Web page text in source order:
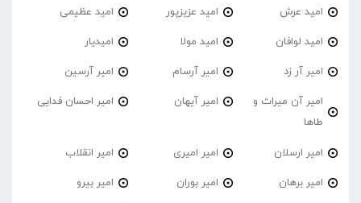
امید عرش امید عزیزپور امید عظیمی
امید لوافان امید مولا امیدیار
امیر آر زد امیر آرسام امیر آرسین
امیر آن میراث و
طاها
امیر آیهان امیر احسان فدایی
امیر ارسلان امیر امیری امیر انقلاب
امیر برهان امیر‌ بوران امیر بیرو